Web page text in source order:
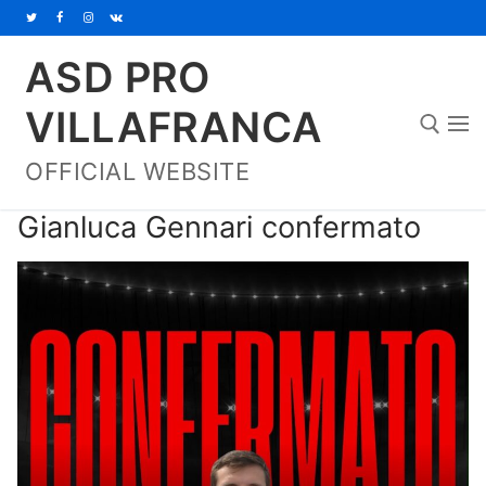
al
contenuto
ASD PRO
VILLAFRANCA
OFFICIAL WEBSITE
Gianluca Gennari confermato